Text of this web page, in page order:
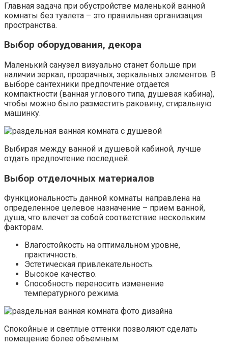
Главная задача при обустройстве маленькой ванной
комнаты без туалета – это правильная организация
пространства.
Выбор оборудования, декора
Маленький санузел визуально станет больше при
наличии зеркал, прозрачных, зеркальных элементов. В
выборе сантехники предпочтение отдается
компактности (ванная углового типа, душевая кабина),
чтобы можно было разместить раковину, стиральную
машинку.
Выбирая между ванной и душевой кабиной, лучше
отдать предпочтение последней.
Выбор отделочных материалов
Функциональность данной комнаты направлена на
определенное целевое назначение – прием ванной,
душа, что влечет за собой соответствие нескольким
факторам.
Влагостойкость на оптимальном уровне,
практичность.
Эстетическая привлекательность.
Высокое качество.
Способность переносить изменение
температурного режима.
Спокойные и светлые оттенки позволяют сделать
помещение более объемным.